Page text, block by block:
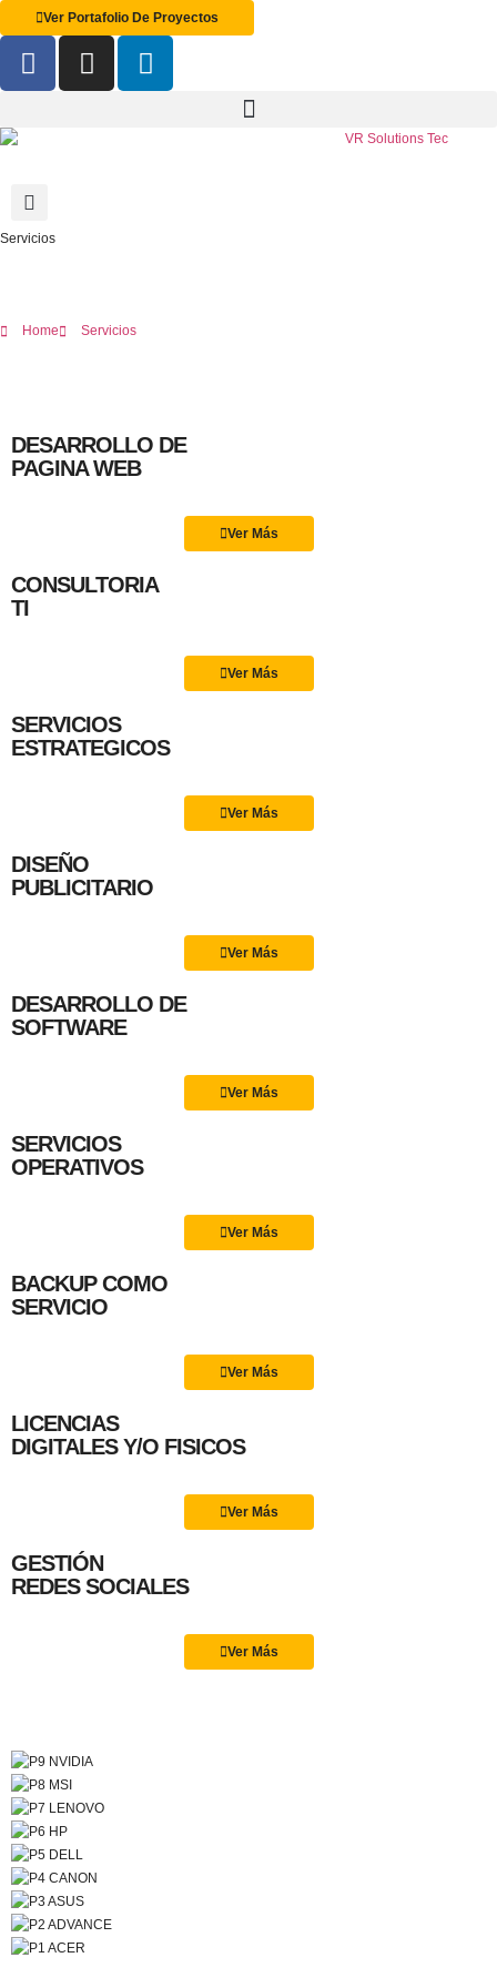
Ver Portafolio De Proyectos
Servicios
Home Servicios
DESARROLLO DE
PAGINA WEB
Ver Más
CONSULTORIA
TI
Ver Más
SERVICIOS
ESTRATEGICOS
Ver Más
DISEÑO
PUBLICITARIO
Ver Más
DESARROLLO DE
SOFTWARE
Ver Más
SERVICIOS
OPERATIVOS
Ver Más
BACKUP COMO
SERVICIO
Ver Más
LICENCIAS
DIGITALES Y/O FISICOS
Ver Más
GESTIÓN
REDES SOCIALES
Ver Más